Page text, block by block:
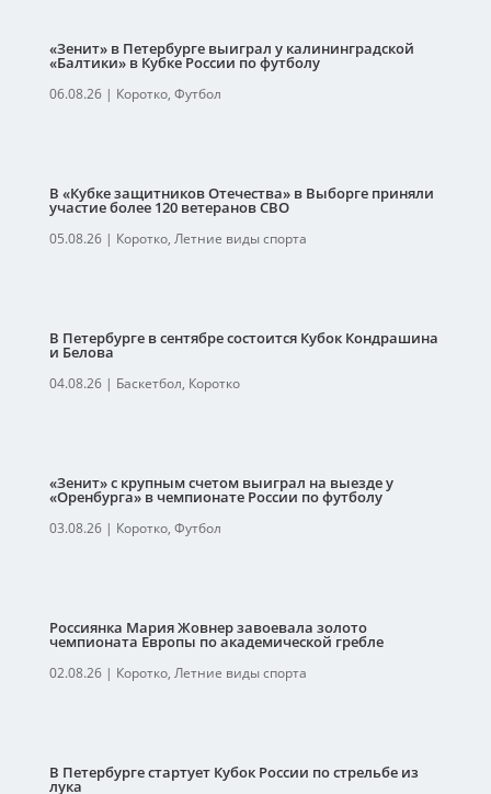
«Зенит» в Петербурге выиграл у калининградской
«Балтики» в Кубке России по футболу
06.08.26| Коротко, Футбол
В «Кубке защитников Отечества» в Выборге приняли
участие более 120 ветеранов СВО
05.08.26| Коротко, Летние виды спорта
В Петербурге в сентябре состоится Кубок Кондрашина
и Белова
04.08.26| Баскетбол, Коротко
«Зенит» с крупным счетом выиграл на выезде у
«Оренбурга» в чемпионате России по футболу
03.08.26| Коротко, Футбол
Россиянка Мария Жовнер завоевала золото
чемпионата Европы по академической гребле
02.08.26| Коротко, Летние виды спорта
В Петербурге стартует Кубок России по стрельбе из
лука